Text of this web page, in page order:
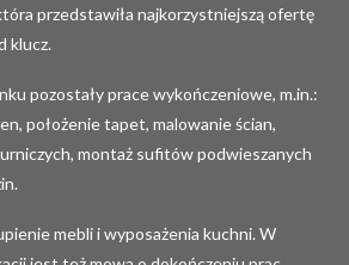
przedstawiła najkorzystniejszą ofertę
klucz.
pozostały prace wykończeniowe, m.in.:
położenie tapet, malowanie ścian,
montaż sufitów podwieszanych
mebli i wyposażenia kuchni. W